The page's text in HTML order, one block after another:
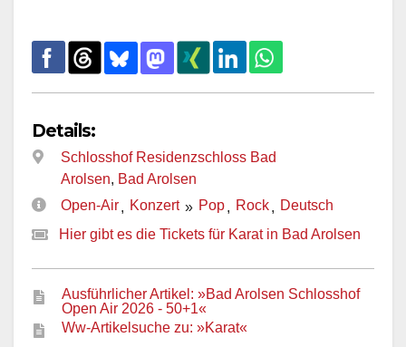
Details:
Schlosshof Residenzschloss Bad
Arolsen, Bad Arolsen
Open-Air, Konzert » Pop, Rock, Deutsch
Hier gibt es die Tickets für Karat in Bad Arolsen
Ausführlicher Artikel: »Bad Arolsen Schlosshof
Open Air 2026 - 50+1«
Ww-Artikelsuche zu: »Karat«